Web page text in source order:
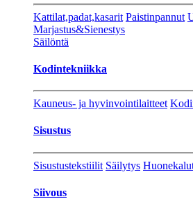
Kattilat,padat,kasarit Paistinpannut
Marjastus&Sienestys
Säilöntä
Kodintekniikka
Kauneus- ja hyvinvointilaitteet
Sisustus
Sisustustekstiilit Säilytys
Siivous